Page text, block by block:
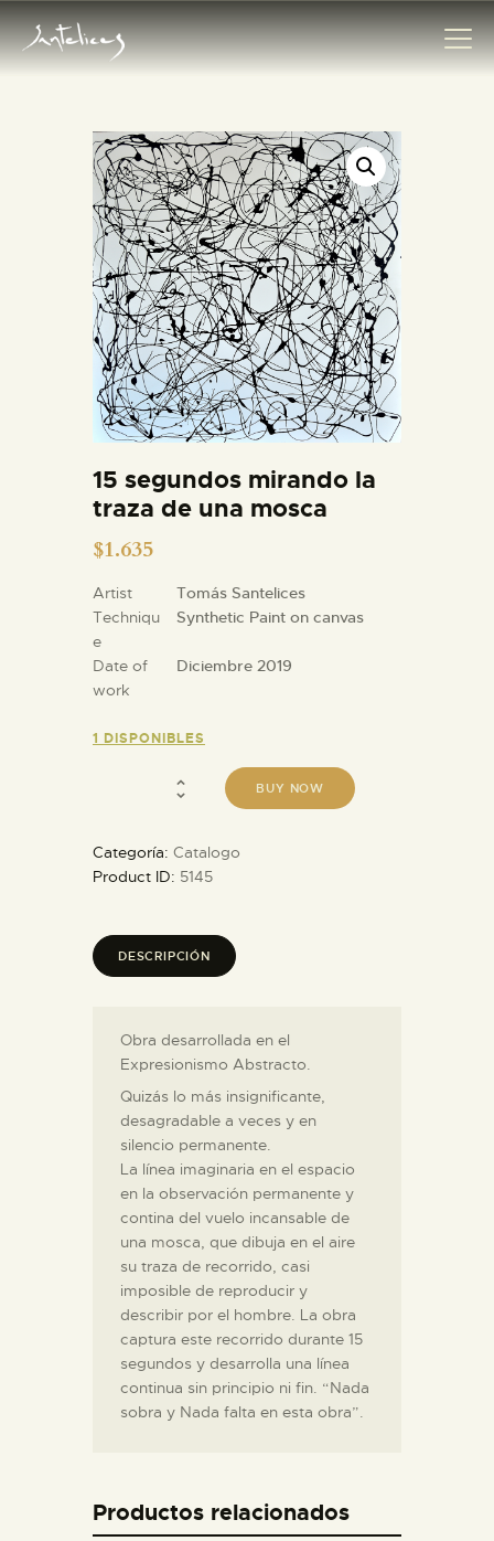
HOME
GALLERY
ABOUT ME
SHOP
CONTACT
15 segundos mirando la
traza de una mosca
$1.635
Artist
Tomás Santelices
Techniqu
e
Synthetic Paint on canvas
Date of
work
Diciembre 2019
1 DISPONIBLES
BUY NOW
Categoría: Catalogo
Product ID: 5145
DESCRIPCIÓN
Obra desarrollada en el
Expresionismo Abstracto.
Quizás lo más insignificante,
desagradable a veces y en
silencio permanente.
La línea imaginaria en el espacio
en la observación permanente y
contina del vuelo incansable de
una mosca, que dibuja en el aire
su traza de recorrido, casi
imposible de reproducir y
describir por el hombre. La obra
captura este recorrido durante 15
segundos y desarrolla una línea
continua sin principio ni fin. “Nada
sobra y Nada falta en esta obra”.
Productos relacionados